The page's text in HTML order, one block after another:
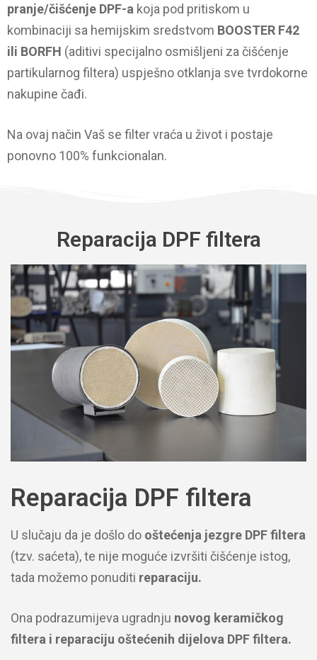
pranje/čišćenje DPF-a koja pod pritiskom u
kombinaciji sa hemijskim sredstvom BOOSTER F42
ili BORFH (aditivi specijalno osmišljeni za čišćenje
partikularnog filtera) uspješno otklanja sve tvrdokorne
nakupine čađi.
Na ovaj način Vaš se filter vraća u život i postaje
ponovno 100% funkcionalan.
Reparacija DPF filtera
U slučaju da je došlo do oštećenja jezgre DPF filtera
(tzv. saćeta), te nije moguće izvršiti čišćenje istog,
tada možemo ponuditi reparaciju.
Ona podrazumijeva ugradnju novog keramičkog
filtera i reparaciju oštećenih dijelova DPF filtera.
Reparacija DPF filtera